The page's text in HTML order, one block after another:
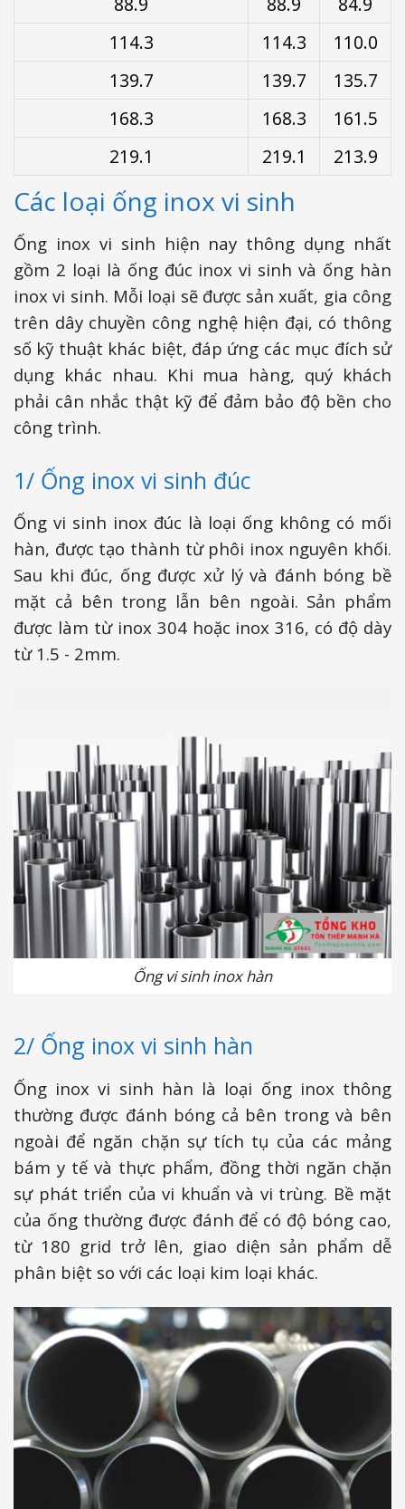
114.3
114.3
110.0
139.7
139.7
135.7
168.3
168.3
161.5
219.1
219.1 213.9
Các loại ống inox vi sinh
Ống inox vi sinh hiện nay thông dụng nhất
gồm 2 loại là ống đúc inox vi sinh và ống hàn
inox vi sinh. Mỗi loại sẽ được sản xuất, gia công
trên dây chuyền công nghệ hiện đại, có thông
số kỹ thuật khác biệt, đáp ứng các mục đích sử
dụng khác nhau. Khi mua hàng, quý khách
phải cân nhắc thật kỹ để đảm bảo độ bền cho
công trình.
1/ Ống inox vi sinh đúc
Ống vi sinh inox đúc là loại ống không có mối
hàn, được tạo thành từ phôi inox nguyên khối.
Sau khi đúc, ống được xử lý và đánh bóng bề
mặt cả bên trong lẫn bên ngoài. Sản phẩm
được làm từ inox 304 hoặc inox 316, có độ dày
từ 1.5 - 2mm.
Ống vi sinh inox hàn
2/ Ống inox vi sinh hàn
Ống inox vi sinh hàn là loại ống inox thông
thường được đánh bóng cả bên trong và bên
ngoài để ngăn chặn sự tích tụ của các mảng
bám y tế và thực phẩm, đồng thời ngăn chặn
sự phát triển của vi khuẩn và vi trùng. Bề mặt
của ống thường được đánh để có độ bóng cao,
từ 180 grid trở lên, giao diện sản phẩm dễ
phân biệt so với các loại kim loại khác.